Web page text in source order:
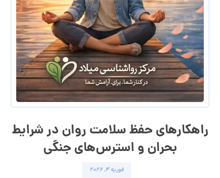
راهکارهای حفظ سلامت روان در شرایط
بحران و استرس‌های جنگی
فوریه ۴, ۲۰۲۶